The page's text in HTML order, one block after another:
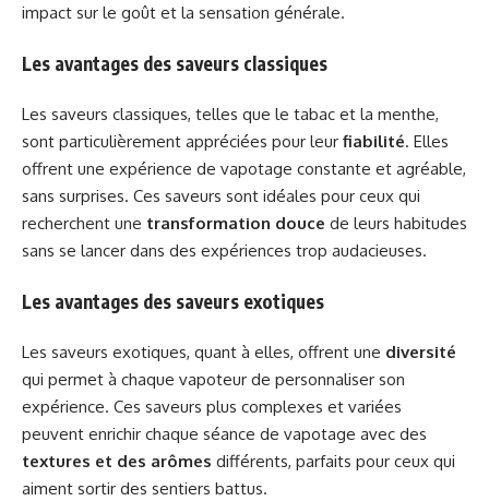
impact sur le goût et la sensation générale.
Les avantages des saveurs classiques
Les saveurs classiques, telles que le tabac et la menthe,
sont particulièrement appréciées pour leur fiabilité. Elles
offrent une expérience de vapotage constante et agréable,
sans surprises. Ces saveurs sont idéales pour ceux qui
recherchent une transformation douce de leurs habitudes
sans se lancer dans des expériences trop audacieuses.
Les avantages des saveurs exotiques
Les saveurs exotiques, quant à elles, offrent une diversité
qui permet à chaque vapoteur de personnaliser son
expérience. Ces saveurs plus complexes et variées
peuvent enrichir chaque séance de vapotage avec des
textures et des arômes différents, parfaits pour ceux qui
aiment sortir des sentiers battus.